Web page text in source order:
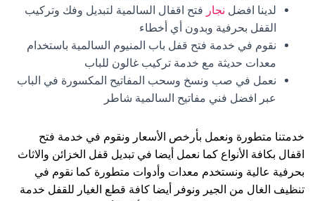
لدينا افضل نجار فتح اقفال السالمية لتبديل وفك وتركيب
القفل بحرفية وبدون أي أخطاء
نقوم في خدمة فتح قفل باب المنيوم السالمية باستخدام
معدات حديثة مع خدمة تركيب غالون للباب
نعمل في صب ونسخ وسحب المفاتيح المكسورة في الباب
عبر افضل فني مفاتيح السالمية شاطر
خدمتنا متطورة ونعمل بأرخص الأسعار ونقوم في خدمة فتح
اقفال بكافة الأنواع كما نعمل أيضا في تبديل قفل الخزائن والاثاث
بحرفية عالية ونستخدم معدات وأدوات متطورة كما نقوم في
تنظيف الغال من الجير ونوفر أيضا كافة قطع الغيار للقفل خدمة